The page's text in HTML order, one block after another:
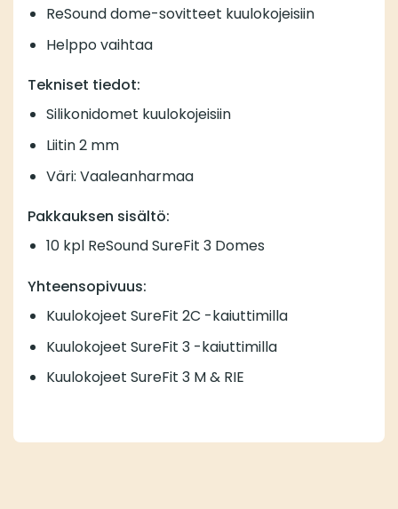
ReSound dome-sovitteet kuulokojeisiin
Helppo vaihtaa
Tekniset tiedot:
Silikonidomet kuulokojeisiin
Liitin 2 mm
Väri: Vaaleanharmaa
Pakkauksen sisältö:
10 kpl ReSound SureFit 3 Domes
Yhteensopivuus:
Kuulokojeet SureFit 2C -kaiuttimilla
Kuulokojeet SureFit 3 -kaiuttimilla
Kuulokojeet SureFit 3 M & RIE